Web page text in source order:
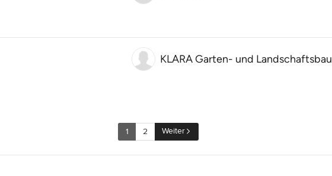
KLARA Garten- und Landschaftsbau
1 2 Weiter